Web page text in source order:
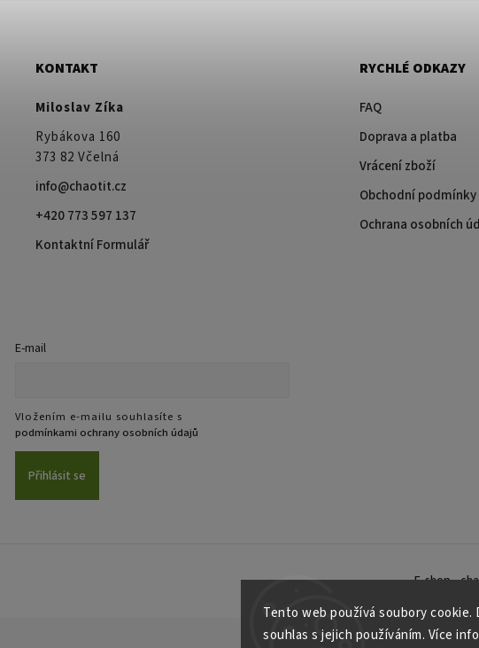
Tento web používá soubory
souhlas s jejich používáním. Více
KONTAKT
Miloslav Zíka
Rybákova 160
373 82 Včelná
info@chaotit.cz
+420 773 597 137
Kontaktní Formulář
RYCHLÉ ODKAZY
FAQ
Doprava a platba
Vrácení zboží
Obchodní podmínky
Ochrana osobních
E-mail
Vložením e-mailu souhlasíte s
podmínkami ochrany osobních údajů
Přihlásit se
E-shop -